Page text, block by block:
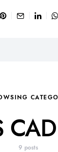
9 posts